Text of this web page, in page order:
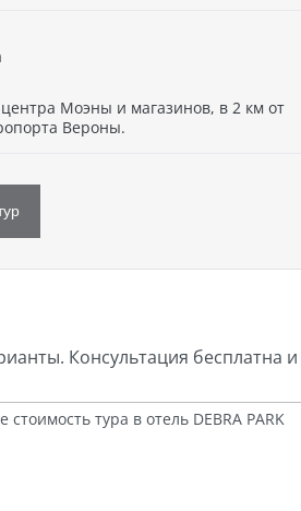
Моэны и магазинов, в 2 км от
Вероны.
Консультация бесплатна и